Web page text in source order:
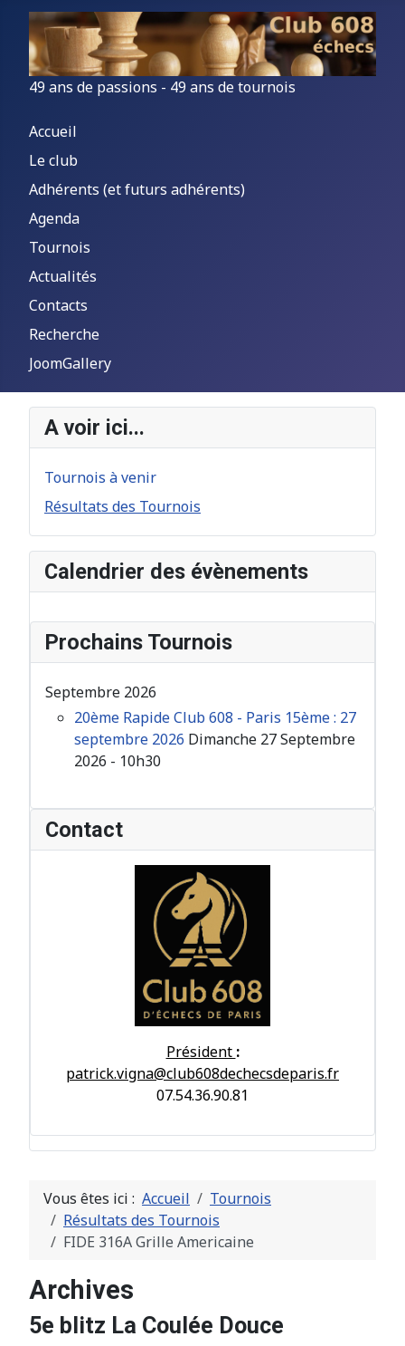
49 ans de passions - 49 ans de tournois
Accueil
Le club
Adhérents (et futurs adhérents)
Agenda
Tournois
Actualités
Contacts
Recherche
JoomGallery
A voir ici...
Tournois à venir
Résultats des Tournois
Calendrier des évènements
Prochains Tournois
Septembre 2026
20ème Rapide Club 608 - Paris 15ème : 27
septembre 2026 Dimanche 27 Septembre
2026 - 10h30
Contact
Président :
patrick.vigna@club608dechecsdeparis.fr
07.54.36.90.81
Vous êtes ici : Accueil
Tournois
Résultats des Tournois
FIDE 316A Grille Americaine
Archives
5e blitz La Coulée Douce